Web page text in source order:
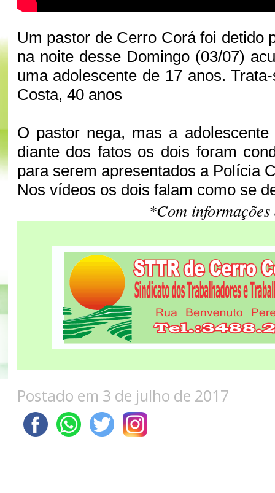
Um pastor de Cerro Corá foi detido
na noite desse Domingo (03/07)
uma adolescente de 17 anos.
Costa, 40 anos
O pastor nega, mas a
diante dos fatos os dois foram
para serem apresentados a Polícia
Nos vídeos os dois falam como se
*Com
Postado em 3 de julho de 2017